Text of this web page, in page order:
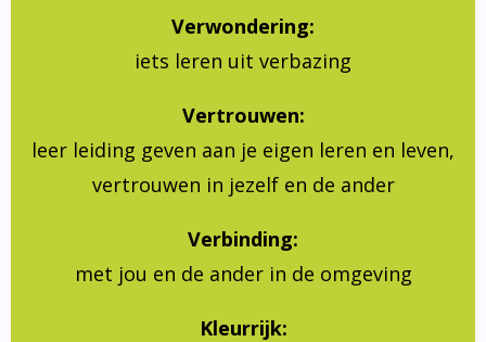
Verwondering:
iets leren uit verbazing
Vertrouwen:
leer leiding geven aan je eigen leren en leven,
vertrouwen in jezelf en de ander
Verbinding:
met jou en de ander in de omgeving
Kleurrijk: